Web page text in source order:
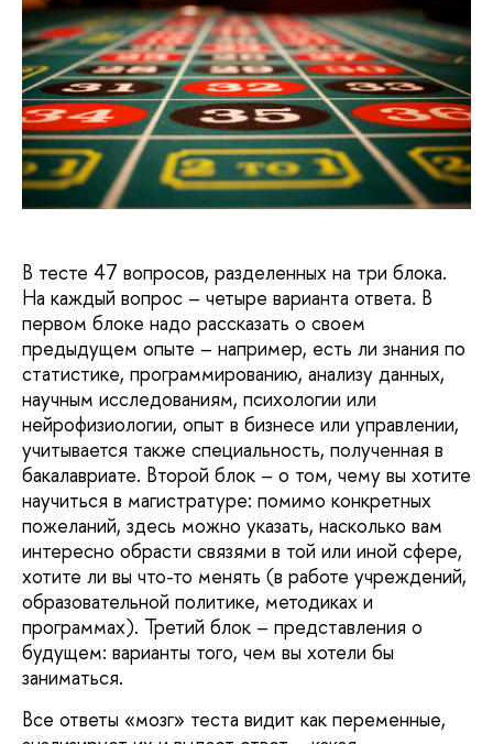
В тесте 47 вопросов, разделенных на три блока.
На каждый вопрос – четыре варианта ответа. В
первом блоке надо рассказать о своем
предыдущем опыте – например, есть ли знания по
статистике, программированию, анализу данных,
научным исследованиям, психологии или
нейрофизиологии, опыт в бизнесе или управлении,
учитывается также специальность, полученная в
бакалавриате. Второй блок – о том, чему вы хотите
научиться в магистратуре: помимо конкретных
пожеланий, здесь можно указать, насколько вам
интересно обрасти связями в той или иной сфере,
хотите ли вы что-то менять (в работе учреждений,
образовательной политике, методиках и
программах). Третий блок – представления о
будущем: варианты того, чем вы хотели бы
заниматься.
Все ответы «мозг» теста видит как переменные,